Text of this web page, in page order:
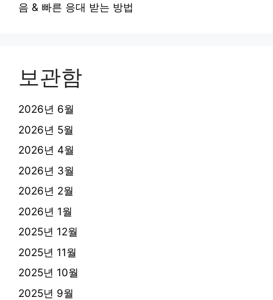
음 & 빠른 응대 받는 방법
보관함
2026년 6월
2026년 5월
2026년 4월
2026년 3월
2026년 2월
2026년 1월
2025년 12월
2025년 11월
2025년 10월
2025년 9월